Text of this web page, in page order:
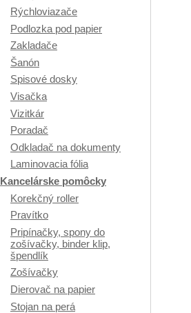
Rýchloviazače
Podlozka pod papier
Zakladače
Šanón
Spisové dosky
Visačka
Vizitkár
Poradač
Odkladač na dokumenty
Laminovacia fólia
Kancelárske pomôcky
Korekčný roller
Pravítko
Pripínačky, spony do
zošívačky, binder klip,
špendlík
Zošívačky
Dierovač na papier
Stojan na perá